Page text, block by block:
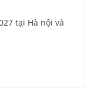
tại Hà nội và